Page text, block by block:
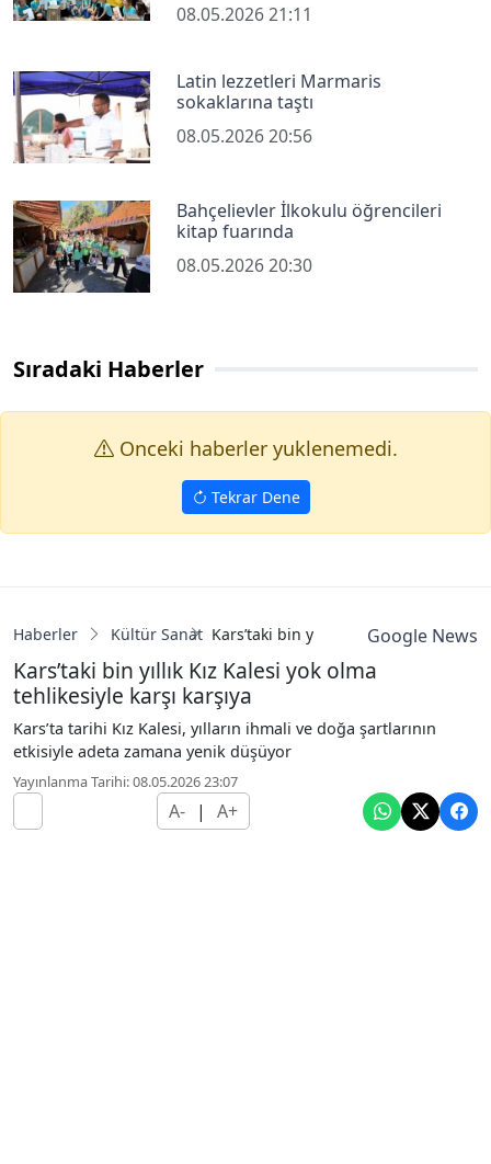
08.05.2026 21:11
Latin lezzetleri Marmaris
sokaklarına taştı
08.05.2026 20:56
Bahçelievler İlkokulu öğrencileri
kitap fuarında
08.05.2026 20:30
Sıradaki Haberler
Onceki haberler yuklenemedi.
Tekrar Dene
Haberler Kültür Sanat Kars’taki bin yıllık Kız Kalesi yok
Google News
Kars’taki bin yıllık Kız Kalesi yok olma
tehlikesiyle karşı karşıya
Kars’ta tarihi Kız Kalesi, yılların ihmali ve doğa şartlarının
etkisiyle adeta zamana yenik düşüyor
Yayınlanma Tarihi: 08.05.2026 23:07
A- | A+